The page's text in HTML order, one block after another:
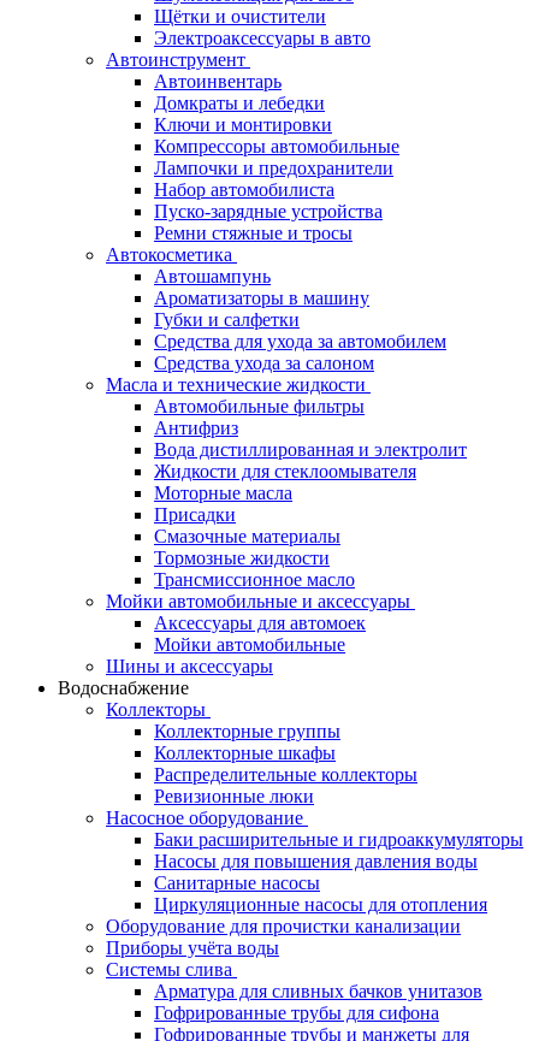
Щётки и очистители
Электроаксессуары в авто
Автоинструмент
Автоинвентарь
Домкраты и лебедки
Ключи и монтировки
Компрессоры автомобильные
Лампочки и предохранители
Набор автомобилиста
Пуско-зарядные устройства
Ремни стяжные и тросы
Автокосметика
Автошампунь
Ароматизаторы в машину
Губки и салфетки
Средства для ухода за автомобилем
Средства ухода за салоном
Масла и технические жидкости
Автомобильные фильтры
Антифриз
Вода дистиллированная и электролит
Жидкости для стеклоомывателя
Моторные масла
Присадки
Смазочные материалы
Тормозные жидкости
Трансмиссионное масло
Мойки автомобильные и аксессуары
Аксессуары для автомоек
Мойки автомобильные
Шины и аксессуары
Водоснабжение
Коллекторы
Коллекторные группы
Коллекторные шкафы
Распределительные коллекторы
Ревизионные люки
Насосное оборудование
Баки расширительные и гидроаккумуляторы
Насосы для повышения давления воды
Санитарные насосы
Циркуляционные насосы для отопления
Оборудование для прочистки канализации
Приборы учёта воды
Системы слива
Арматура для сливных бачков унитазов
Гофрированные трубы для сифона
Гофрированные трубы и манжеты для